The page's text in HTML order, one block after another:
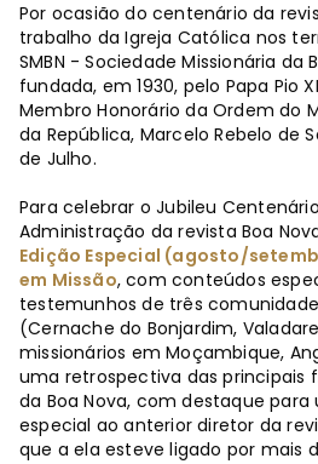
Por ocasião do centenário da
trabalho da Igreja Católica nos
SMBN - Sociedade Missionária da
fundada, em 1930, pelo Papa Pio
Membro Honorário da Ordem do
da República, Marcelo Rebelo de
de Julho.
Para celebrar o Jubileu
Administração da revista Boa
Edição Especial (agosto/
em Missão, com conteúdos
testemunhos de três
(Cernache do Bonjardim,
missionários em Moçambique,
uma retrospectiva das principais
da Boa Nova, com destaque
especial ao anterior diretor da
que a ela esteve ligado por mais